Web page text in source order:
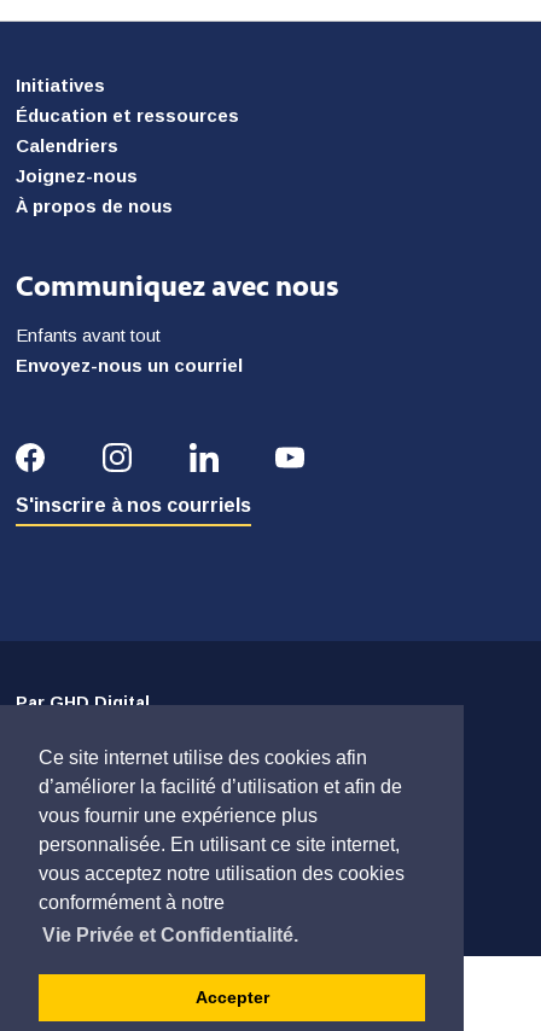
Ce site internet utilise des cookies afin
d’améliorer la facilité d’utilisation et afin de
vous fournir une expérience plus
personnalisée. En utilisant ce site internet,
vous acceptez notre utilisation des cookies
conformément à notre
Vie Privée et Confidentialité.
Accepter
Initiatives
Éducation et ressources
Calendriers
Joignez-nous
À propos de nous
Communiquez avec nous
Enfants avant tout
Envoyez-nous un courriel
S'inscrire à nos courriels
Par GHD Digital
Avis de non-responsabilité
Protection des renseignements personnels
Plan du site
Contactez-nous